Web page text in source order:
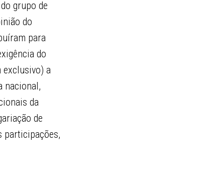
grupo de
do
para
do
exclusivo) a
nacional,
da
de
participações,